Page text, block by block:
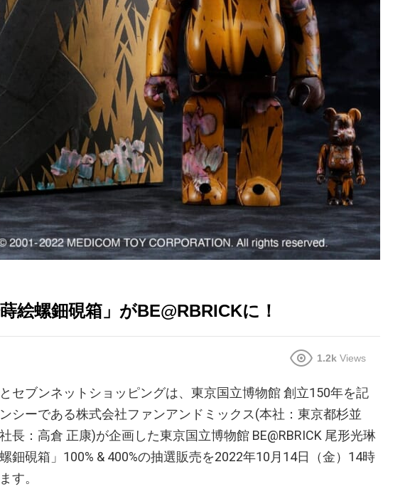
絵螺鈿硯箱」がBE@RBRICKに！
1.2k Views
セブンネットショッピングは、東京国立博物館 創立150年を記
シーである株式会社ファンアンドミックス(本社：東京都杉並
長：高倉 正康)が企画した東京国立博物館 BE@RBRICK 尾形光琳
鈿硯箱」100% & 400%の抽選販売を2022年10月14日（金）14時
す。